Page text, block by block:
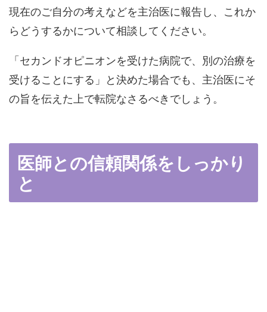
現在のご自分の考えなどを主治医に報告し、これか
らどうするかについて相談してください。
「セカンドオピニオンを受けた病院で、別の治療を
受けることにする」と決めた場合でも、主治医にそ
の旨を伝えた上で転院なさるべきでしょう。
医師との信頼関係をしっかり
と